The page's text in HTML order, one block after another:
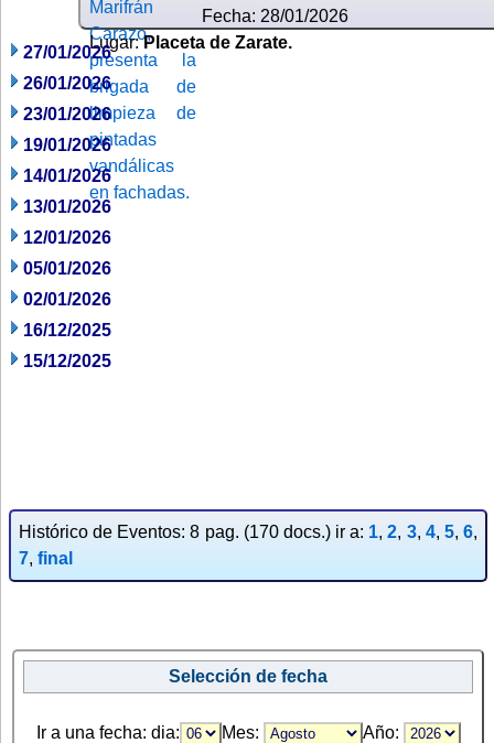
Fecha: 28/01/2026
Lugar:Placeta de Zarate.
27/01/2026
26/01/2026
23/01/2026
19/01/2026
14/01/2026
13/01/2026
12/01/2026
05/01/2026
02/01/2026
16/12/2025
15/12/2025
Histórico de Eventos: 8 pag. (170 docs.) ir a: 1,2, 3, 4, 5,6,
7, final
Selección de fecha
Ir a una fecha: dia: Mes: Año: